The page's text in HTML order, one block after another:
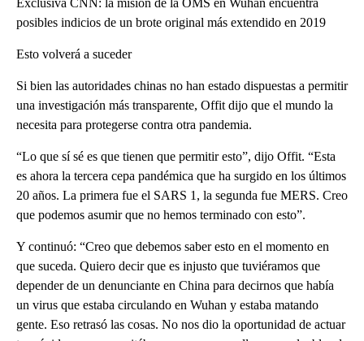
posibles indicios de un brote original más extendido en 2019
Esto volverá a suceder
Si bien las autoridades chinas no han estado dispuestas a permitir
una investigación más transparente, Offit dijo que el mundo la
necesita para protegerse contra otra pandemia.
“Lo que sí sé es que tienen que permitir esto”, dijo Offit. “Esta
es ahora la tercera cepa pandémica que ha surgido en los últimos
20 años. La primera fue el SARS 1, la segunda fue MERS. Creo
que podemos asumir que no hemos terminado con esto”.
Y continuó: “Creo que debemos saber esto en el momento en
que suceda. Quiero decir que es injusto que tuviéramos que
depender de un denunciante en China para decirnos que había
un virus que estaba circulando en Wuhan y estaba matando
gente. Eso retrasó las cosas. No nos dio la oportunidad de actuar